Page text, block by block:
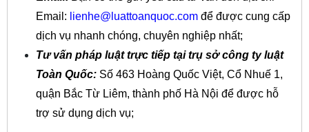
Email: lienhe@luattoanquoc.comđể được cung cấp
dịch vụ nhanh chóng, chuyên nghiệp nhất;
Tư vấn pháp luật trực tiếp tại trụ sở công ty luật
Toàn Quốc:Số 463 Hoàng Quốc Việt, Cổ Nhuế 1,
quận Bắc Từ Liêm, thành phố Hà Nội để được hỗ
trợ sử dụng dịch vụ;